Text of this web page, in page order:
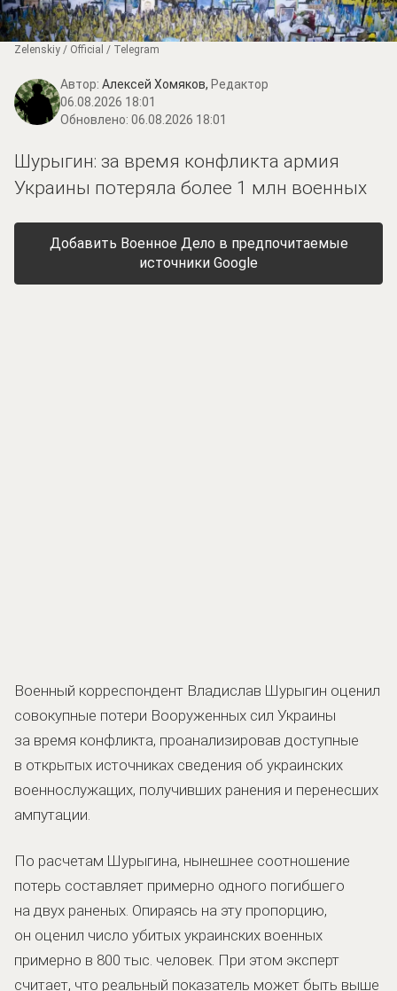
Zеlеnskiу / Оfficiаl / Telegram
Автор: Алексей Хомяков, Редактор
06.08.2026 18:01
Обновлено: 06.08.2026 18:01
Шурыгин: за время конфликта армия
Украины потеряла более 1 млн военных
Добавить Военное Дело в предпочитаемые
источники Google
Военный корреспондент Владислав Шурыгин оценил
совокупные потери Вооруженных сил Украины
за время конфликта, проанализировав доступные
в открытых источниках сведения об украинских
военнослужащих, получивших ранения и перенесших
ампутации.
По расчетам Шурыгина, нынешнее соотношение
потерь составляет примерно одного погибшего
на двух раненых. Опираясь на эту пропорцию,
он оценил число убитых украинских военных
примерно в 800 тыс. человек. При этом эксперт
считает, что реальный показатель может быть выше